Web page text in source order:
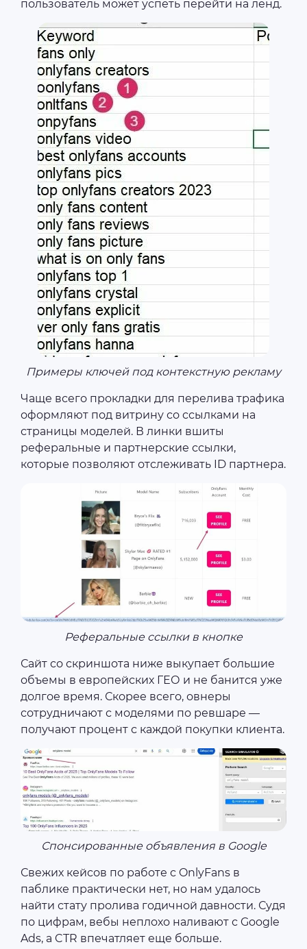
пользователь может успеть перейти на ленд.
Примеры ключей под контекстную рекламу
Чаще всего прокладки для перелива трафика
оформляют под витрину со ссылками на
страницы моделей. В линки вшиты
реферальные и партнерские ссылки,
которые позволяют отслеживать ID партнера.
Реферальные ссылки в кнопке
Сайт со скриншота ниже выкупает большие
объемы в европейских ГЕО и не банится уже
долгое время. Скорее всего, овнеры
сотрудничают с моделями по ревшаре —
получают процент с каждой покупки клиента.
Спонсированные объявления в Google
Свежих кейсов по работе с OnlyFans в
паблике практически нет, но нам удалось
найти стату пролива годичной давности. Судя
по цифрам, вебы неплохо наливают с Google
Ads, а CTR впечатляет еще больше.